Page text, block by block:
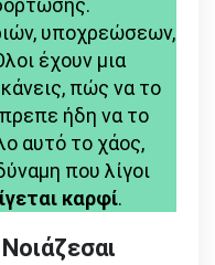
υποχρεώσεων,
έχουν μια
πώς να το
ήδη να το
αυτό το χάος,
που λίγοι
καρφί.